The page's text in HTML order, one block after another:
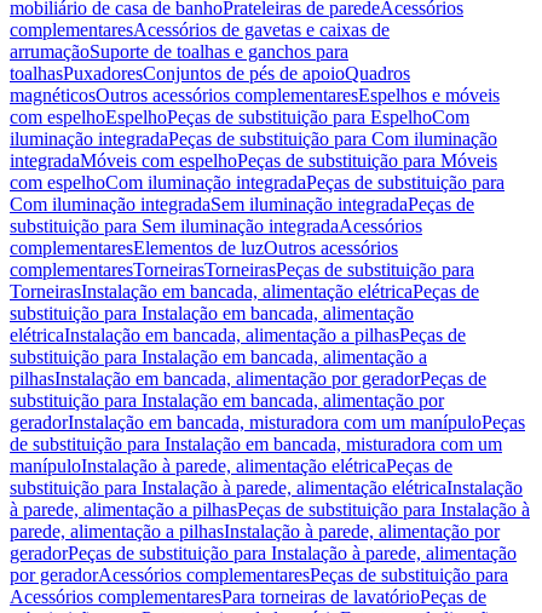
mobiliário de casa de banhoPrateleiras de paredeAcessórios
complementaresAcessórios de gavetas e caixas de
arrumaçãoSuporte de toalhas e ganchos para
toalhasPuxadoresConjuntos de pés de apoioQuadros
magnéticosOutros acessórios complementaresEspelhos e móveis
com espelhoEspelhoPeças de substituição para EspelhoCom
iluminação integradaPeças de substituição para Com iluminação
integradaMóveis com espelhoPeças de substituição para Móveis
com espelhoCom iluminação integradaPeças de substituição para
Com iluminação integradaSem iluminação integradaPeças de
substituição para Sem iluminação integradaAcessórios
complementaresElementos de luzOutros acessórios
complementaresTorneirasTorneirasPeças de substituição para
TorneirasInstalação em bancada, alimentação elétricaPeças de
substituição para Instalação em bancada, alimentação
elétricaInstalação em bancada, alimentação a pilhasPeças de
substituição para Instalação em bancada, alimentação a
pilhasInstalação em bancada, alimentação por geradorPeças de
substituição para Instalação em bancada, alimentação por
geradorInstalação em bancada, misturadora com um manípuloPeças
de substituição para Instalação em bancada, misturadora com um
manípuloInstalação à parede, alimentação elétricaPeças de
substituição para Instalação à parede, alimentação elétricaInstalação
à parede, alimentação a pilhasPeças de substituição para Instalação à
parede, alimentação a pilhasInstalação à parede, alimentação por
geradorPeças de substituição para Instalação à parede, alimentação
por geradorAcessórios complementaresPeças de substituição para
Acessórios complementaresPara torneiras de lavatórioPeças de